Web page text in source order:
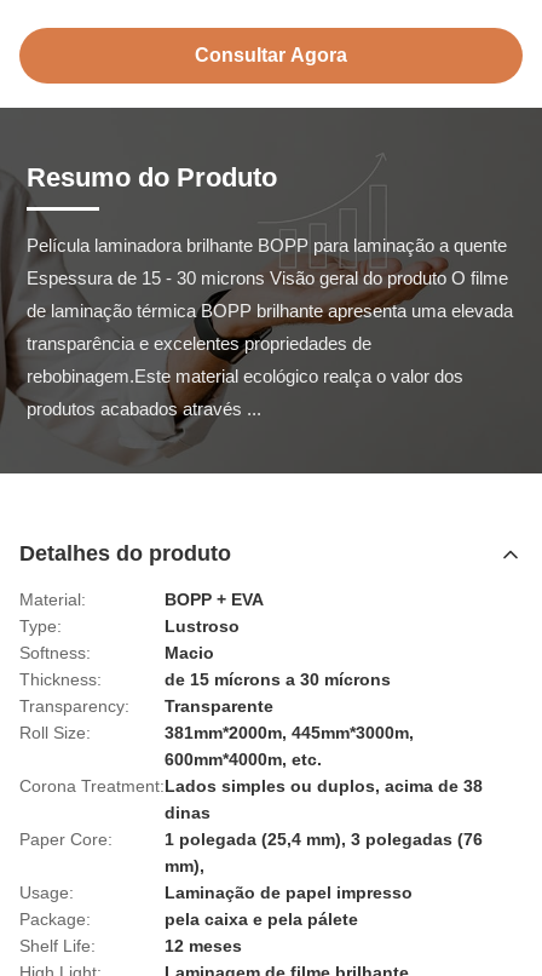
Consultar Agora
Resumo do Produto
Película laminadora brilhante BOPP para laminação a quente
Espessura de 15 - 30 microns Visão geral do produto O filme
de laminação térmica BOPP brilhante apresenta uma elevada
transparência e excelentes propriedades de
rebobinagem.Este material ecológico realça o valor dos
produtos acabados através ...
Detalhes do produto
Material:
BOPP + EVA
Type:
Lustroso
Softness:
Macio
Thickness:
de 15 mícrons a 30 mícrons
Transparency:
Transparente
Roll Size:
381mm*2000m, 445mm*3000m,
600mm*4000m, etc.
Corona Treatment:Lados simples ou duplos, acima de 38
dinas
Paper Core:
1 polegada (25,4 mm), 3 polegadas (76
mm),
Usage:
Laminação de papel impresso
Package:
pela caixa e pela pálete
Shelf Life:
12 meses